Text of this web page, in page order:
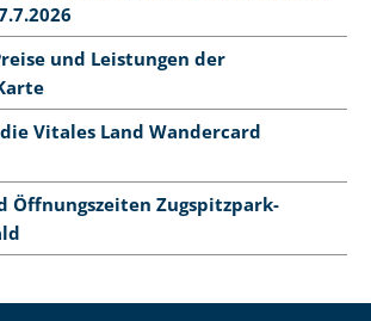
und Leistungen der
Vitales Land Wandercard
Öffnungszeiten Zugspitzpark-